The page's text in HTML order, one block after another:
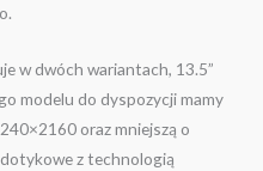
w dwóch wariantach, 13.5”
modelu do dyspozycji mamy
oraz mniejszą o
z technologią